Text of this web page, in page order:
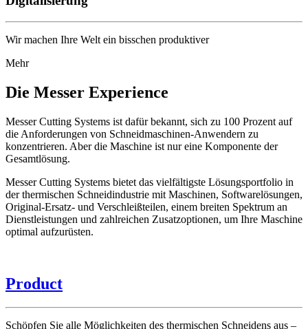
Wir machen Ihre Welt ein bisschen produktiver
Mehr
Die Messer Experience
Messer Cutting Systems ist dafür bekannt, sich zu 100 Prozent auf
die Anforderungen von Schneidmaschinen-Anwendern zu
konzentrieren. Aber die Maschine ist nur eine Komponente der
Gesamtlösung.
Messer Cutting Systems bietet das vielfältigste Lösungsportfolio in
der thermischen Schneidindustrie mit Maschinen, Softwarelösungen,
Original-Ersatz- und Verschleißteilen, einem breiten Spektrum an
Dienstleistungen und zahlreichen Zusatzoptionen, um Ihre Maschine
optimal aufzurüsten.
Product
Schöpfen Sie alle Möglichkeiten des thermischen Schneidens aus –